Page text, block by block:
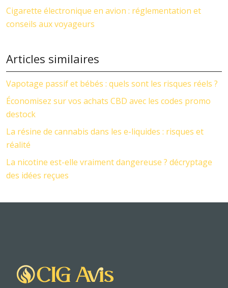
Cigarette électronique en avion : réglementation et
conseils aux voyageurs
Articles similaires
Vapotage passif et bébés : quels sont les risques réels ?
Économisez sur vos achats CBD avec les codes promo
destock
La résine de cannabis dans les e-liquides : risques et
réalité
La nicotine est-elle vraiment dangereuse ? décryptage
des idées reçues